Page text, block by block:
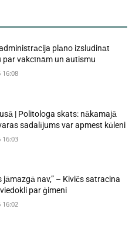
plāno izsludināt
par vakcīnām un autismu
16:08
| Politologa skats: nākamajā
sadalījums var apmest kūleni
16:03
jāmazgā nav,” – Kivičs satracina
par ģimeni
16:02